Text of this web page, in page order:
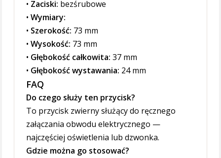
• Zaciski: bezśrubowe
•Wymiary:
• Szerokość: 73 mm
•Wysokość: 73 mm
• Głębokość całkowita: 37 mm
• Głębokość wystawania: 24 mm
FAQ
Do czego służy ten przycisk?
To przycisk zwierny służący do ręcznego
załączania obwodu elektrycznego —
najczęściej oświetlenia lub dzwonka.
Gdzie można go stosować?